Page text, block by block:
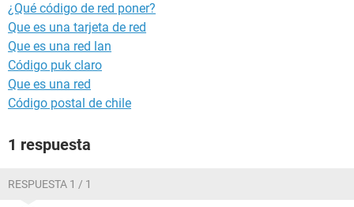
¿Qué código de red poner?
Que es una tarjeta de red
Que es una red lan
Código puk claro
Que es una red
Código postal de chile
1 respuesta
RESPUESTA 1 / 1